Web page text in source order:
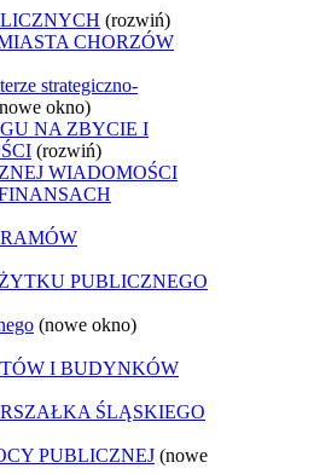
(rozwiń)
CHORZÓW
strategiczno-
okno)
NA ZBYCIE I
(rozwiń)
WIADOMOŚCI
PUBLICZNEGO
(nowe okno)
I BUDYNKÓW
ŚLĄSKIEGO
PUBLICZNEJ (nowe